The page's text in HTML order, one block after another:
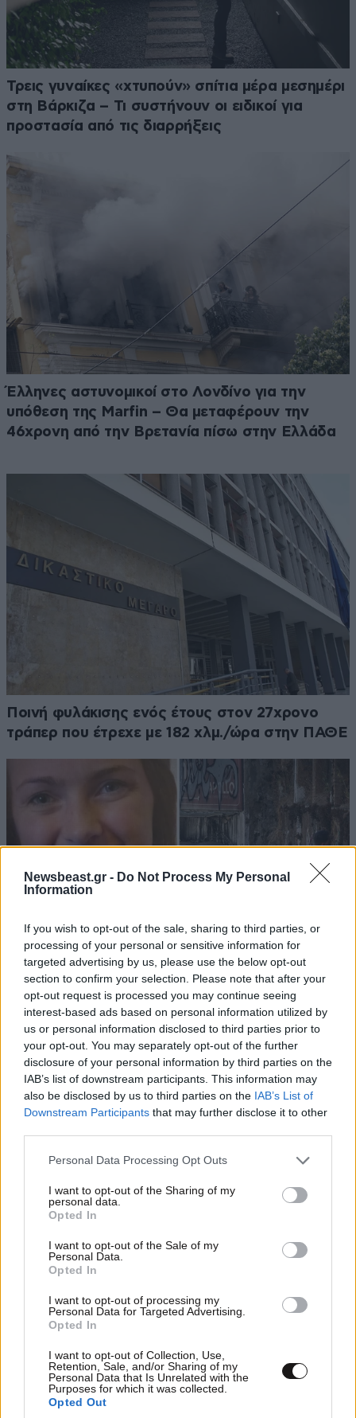
Newsbeast.gr - Do Not Process My Personal
Information
If you wish to opt-out of the sale, sharing to third parties, or
processing of your personal or sensitive information for
targeted advertising by us, please use the below opt-out
section to confirm your selection. Please note that after your
opt-out request is processed you may continue seeing
interest-based ads based on personal information utilized by
us or personal information disclosed to third parties prior to
your opt-out. You may separately opt-out of the further
disclosure of your personal information by third parties on the
IAB’s list of downstream participants. This information may
also be disclosed by us to third parties on the IAB’s List of
Downstream Participants that may further disclose it to other
Please note that this website/app uses one or more Google
not limited to your visit or usage behaviour. You may click to
grant or deny consent to Google and its third-party tags to
use your data for below specified purposes in below Google
consent section.
Personal Data Processing Opt Outs
I want to opt-out of the Sharing of my
personal data.
Opted In
I want to opt-out of the Sale of my
Personal Data.
Opted In
I want to opt-out of processing my
Personal Data for Targeted Advertising.
Opted In
I want to opt-out of Collection, Use,
Retention, Sale, and/or Sharing of my
Personal Data that Is Unrelated with the
Purposes for which it was collected.
Opted Out
Τρεις γυναίκες «χτυπούν» σπίτια μέρα μεσημέρι
στη Βάρκιζα – Τι συστήνουν οι ειδικοί για
προστασία από τις διαρρήξεις
Έλληνες αστυνομικοί στο Λονδίνο για την
υπόθεση της Marfin – Θα μεταφέρουν την
46χρονη από την Βρετανία πίσω στην Ελλάδα
Ποινή φυλάκισης ενός έτους στον 27χρονο
τράπερ που έτρεχε με 182 χλμ./ώρα στην ΠΑΘΕ
Ο Αφγανός «δείχνει» άγνωστο ηλικιωμένο για
τη δολοφονία της Βρετανίδας στην Κυψέλη:
«Με εκβίαζε ο Νίκος – Τα λεφτά τα έδωσα σε
εκείνον»
Ακολουθήστε τοNEWSBEASTστο
Google News